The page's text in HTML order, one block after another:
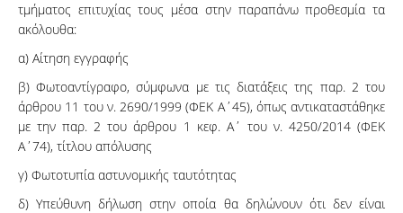
τμήματος επιτυχίας τους μέσα στην παραπάνω προθεσμία τα
ακόλουθα:
α) Αίτηση εγγραφής
β) Φωτοαντίγραφο, σύμφωνα με τις διατάξεις της παρ. 2 του
άρθρου 11 του ν. 2690/1999 (ΦΕΚ Α΄45), όπως αντικαταστάθηκε
με την παρ. 2 του άρθρου 1 κεφ. Α΄ του ν. 4250/2014 (ΦΕΚ
Α΄74), τίτλου απόλυσης
γ) Φωτοτυπία αστυνομικής ταυτότητας
δ) Υπεύθυνη δήλωση στην οποία θα δηλώνουν ότι δεν είναι